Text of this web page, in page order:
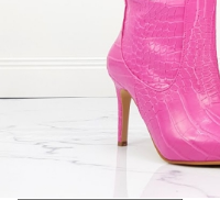
Credit calculator
Дамски ботуши в розов
Please select credit
Цена на продукта:
Extraction of information
Предоставената
Добавете продукта в
количката" и при
вноски на кредита.